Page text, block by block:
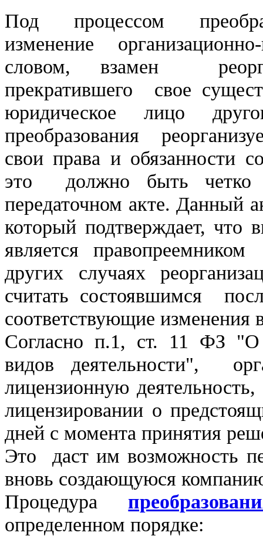
Под процессом
изменение
словом, взамен
прекратившего свое
юридическое лицо
преобразования
свои права и обязанности
это должно быть четко
передаточном акте. Данный
который подтверждает, что
является
других случаях
считать состоявшимся
соответствующие
Согласно п.1, ст. 11 ФЗ "О
видов деятельности",
лицензионную
лицензировании о
дней с момента принятия
Это даст им возможность
вновь создающуюся
Процедура
определенном порядке: